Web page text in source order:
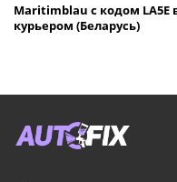
Maritimblau с кодом LA5E
курьером (Беларусь)